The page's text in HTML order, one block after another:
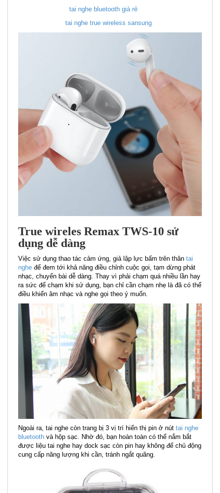
tai nghe bluetooth giá rẻ
tai nghe true wireless sansung
True wireles Remax TWS-10 sử
dụng dễ dàng
Việc sử dụng thao tác cảm ứng, giả lập lực bấm trên thân tai
nghe để đem tới khả năng điều chỉnh cuộc gọi, tạm dừng phát
nhạc, chuyển bài dễ dàng. Thay vì phải chạm quá nhiều lần hay
ra sức để chạm khi sử dụng, bạn chỉ cần chạm nhẹ là đã có thể
điều khiển âm nhạc và nghe gọi theo ý muốn.
Ngoài ra, tai nghe còn trang bị 3 vị trí hiển thị pin ở nút tai nghe
bluetooth và hộp sạc. Nhờ đó, bạn hoàn toàn có thể nắm bắt
được liệu tai nghe hay dock sạc còn pin hay không để chủ động
cung cấp năng lượng khi cần, tránh ngắt quãng.